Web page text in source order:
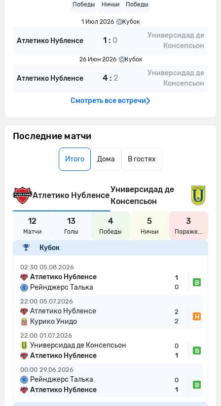
Победы Ничьи Победы
1 Июл 2026 Кубок
Атлетико Нубленсе 1 : 0
Универсидад де
Консепсьон
26 Июн 2026 Кубок
Атлетико Нубленсе 4 : 2
Универсидад де
Консепсьон
Смотреть все встречи
Последние матчи
Итого Дома В гостях
Атлетико Нубленсе
Универсидад де
Консепсьон
12
Матчи
13
Голы
4
Победы
5
Ничьи
3
Пораже...
Кубок
02:30 05.08.2026
Атлетико Нубленсе
Рейнджерс Талька
1
0
В
22:00 05.07.2026
Атлетико Нубленсе
Курико Унидо
2
2
Н
22:00 01.07.2026
Универсидад де Консепсьон
Атлетико Нубленсе
0
1
В
00:00 29.06.2026
Рейнджерс Талька
Атлетико Нубленсе
0
1
В